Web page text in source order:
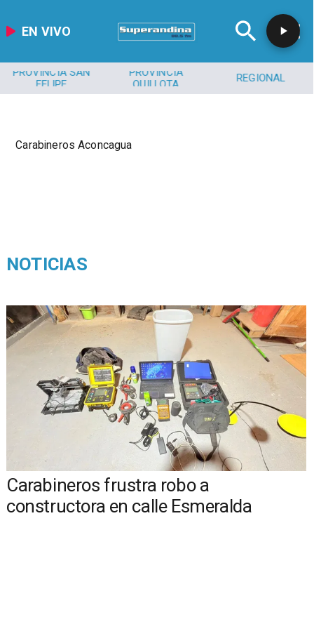
EN VIVO
PROVINCIA SAN
FELIPE
PROVINCIA
QUILLOTA
REGIONAL
Carabineros Aconcagua
NOTICIAS
Carabineros frustra robo a
constructora en calle Esmeralda